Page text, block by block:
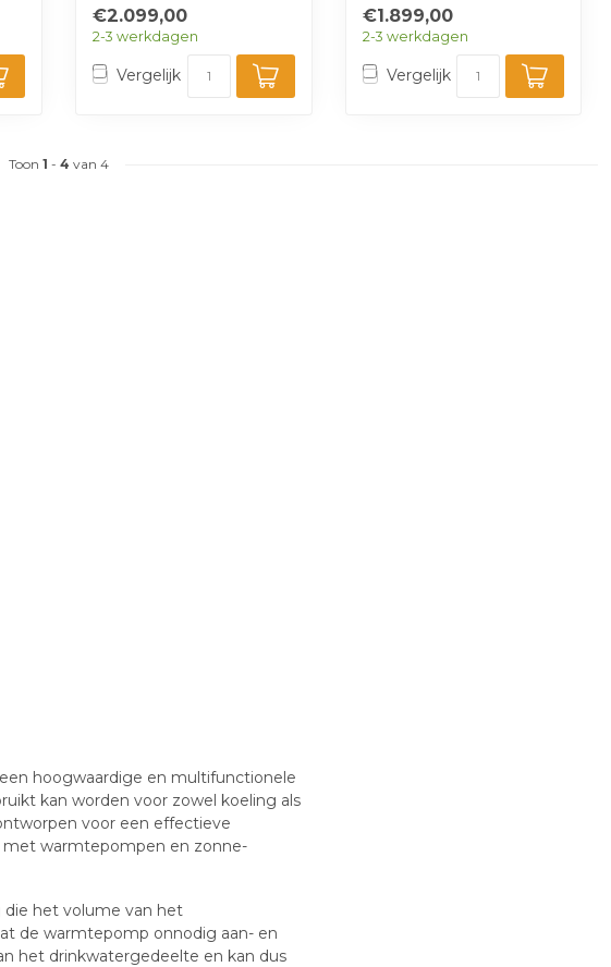
300 liter tapwater ...
€2.099,00
2-3 werkdagen
Vergelijk
200 liter tapwater ...
€1.899,00
2-3 werkdagen
Vergelijk
Toon 1 - 4 van 4
hoogwaardige en multifunctionele
kan worden voor zowel koeling als
voor een effectieve
warmtepompen en zonne-
die het volume van het
de warmtepomp onnodig aan- en
het drinkwatergedeelte en kan dus